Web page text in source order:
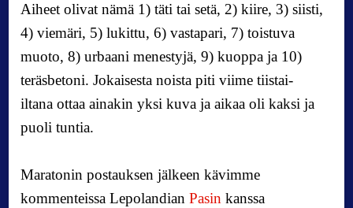
t
o
-
m
a
n
Aiheet olivat nämä 1) täti tai setä, 2) kiire, 3) siisti,
4) viemäri, 5) lukittu, 6) vastapari, 7) toistuva
muoto, 8) urbaani menestyjä, 9) kuoppa ja 10)
teräsbetoni.Jokaisesta noista piti viime tiistai-
iltana ottaa ainakin yksi kuva ja aikaa oli kaksi ja
puoli tuntia.
Maratonin postauksen jälkeen kävimme
kommenteissa LepolandianPasin kanssa